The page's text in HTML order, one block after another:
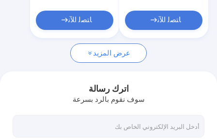
أخبار
غسل بقعة شعاع LED
غسل بقعة شعاع الرأس المتحرك
ﺎﺘﺼﻟ ﺍﻶﻧ ﺎﺘﺼﻟ ﺍﻶﻧ
عرض المزيد
اترك رسالة
سوف نقوم بالرد بسرعة